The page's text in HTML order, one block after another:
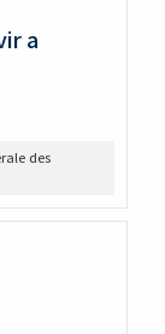
adjoyning
rivers
terrarum
to ye
according
exact
a
des